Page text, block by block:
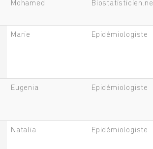
Mohamed
Biostatisticien.ne
Marie Epidémiologiste
Eugenia Epidémiologiste
Natalia Epidémiologiste